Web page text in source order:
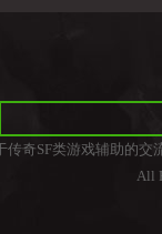
传奇SF类游戏辅助的
All